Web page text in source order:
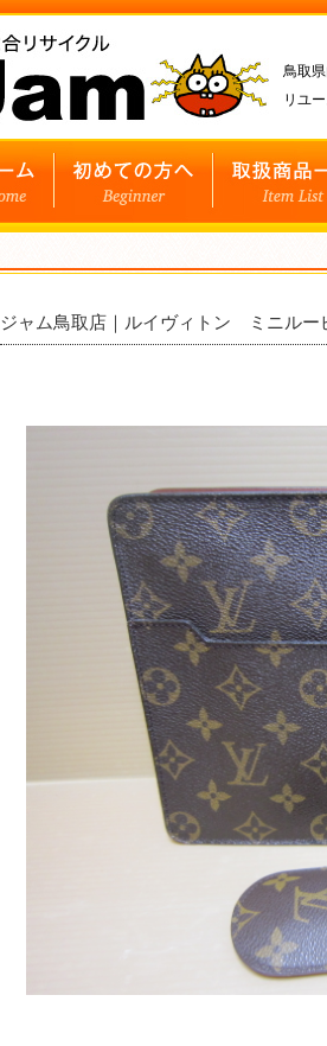
鳥取
リユ
ジャム鳥取店｜ルイヴィトン ミニルー